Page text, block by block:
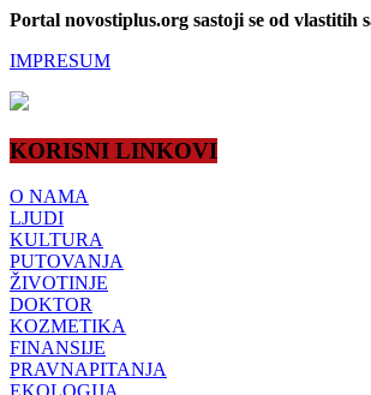
Portal novostiplus.org sastoji se od vlastitih
IMPRESUM
KORISNI LINKOVI
O NAMA
LJUDI
KULTURA
PUTOVANJA
ŽIVOTINJE
DOKTOR
KOZMETIKA
FINANSIJE
PRAVNAPITANJA